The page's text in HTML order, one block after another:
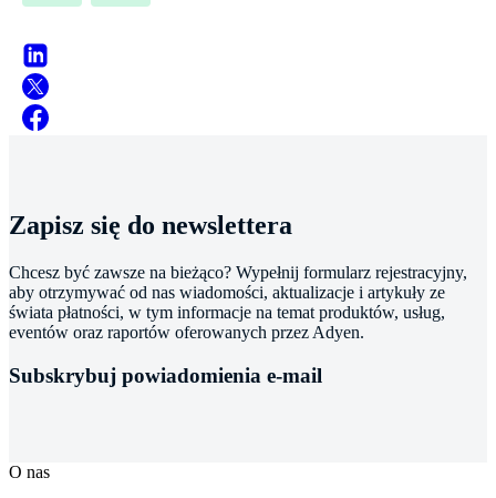
Zapisz się do newslettera
Chcesz być zawsze na bieżąco? Wypełnij formularz rejestracyjny,
aby otrzymywać od nas wiadomości, aktualizacje i artykuły ze
świata płatności, w tym informacje na temat produktów, usług,
eventów oraz raportów oferowanych przez Adyen.
Subskrybuj powiadomienia e-mail
O nas